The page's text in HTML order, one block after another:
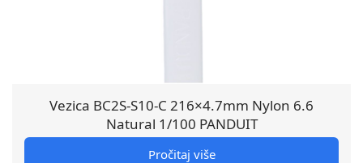
Vezica BC2S-S10-C 216×4.7mm Nylon 6.6
Natural 1/100 PANDUIT
Pročitaj više